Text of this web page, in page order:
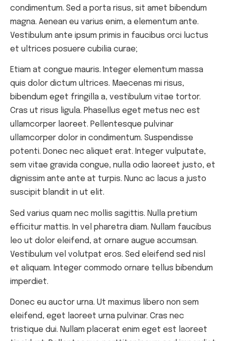
condimentum. Sed a porta risus, sit amet bibendum
magna. Aenean eu varius enim, a elementum ante.
Vestibulum ante ipsum primis in faucibus orci luctus
et ultrices posuere cubilia curae;
Etiam at congue mauris. Integer elementum massa
quis dolor dictum ultrices. Maecenas mi risus,
bibendum eget fringilla a, vestibulum vitae tortor.
Cras ut risus ligula. Phasellus eget metus nec est
ullamcorper laoreet. Pellentesque pulvinar
ullamcorper dolor in condimentum. Suspendisse
potenti. Donec nec aliquet erat. Integer vulputate,
sem vitae gravida congue, nulla odio laoreet justo, et
dignissim ante ante at turpis. Nunc ac lacus a justo
suscipit blandit in ut elit.
Sed varius quam nec mollis sagittis. Nulla pretium
efficitur mattis. In vel pharetra diam. Nullam faucibus
leo ut dolor eleifend, at ornare augue accumsan.
Vestibulum vel volutpat eros. Sed eleifend sed nisl
et aliquam. Integer commodo ornare tellus bibendum
imperdiet.
Donec eu auctor urna. Ut maximus libero non sem
eleifend, eget laoreet urna pulvinar. Cras nec
tristique dui. Nullam placerat enim eget est laoreet